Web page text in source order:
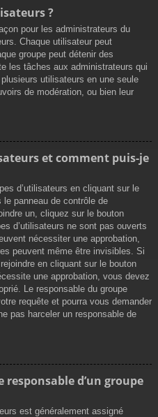
?
pour les administrateurs du
Chaque utilisateur peut
groupe peut détenir des
les tâches aux administrateurs qui
utilisateurs en une seule
de modération, ou bien leur
et comment puis-je
d’utilisateurs en cliquant sur le
le panneau de contrôle de
un, cliquez sur le bouton
d’utilisateurs ne sont pas ouverts
nécessiter une approbation,
peuvent même être invisibles. Si
en cliquant sur le bouton
une approbation, vous devez
Le responsable du groupe
requête et pourra vous demander
pas harceler un responsable de
d’un groupe
est généralement assigné